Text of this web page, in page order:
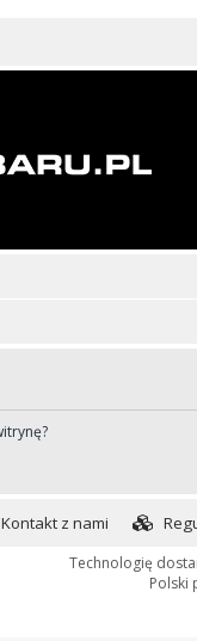
Kontakt z nami
Technologię
Polski